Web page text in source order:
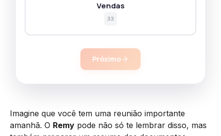
Vendas
33
Próximo
Imagine que você tem uma reunião importante
amanhã. O Remy pode não só te lembrar disso, mas